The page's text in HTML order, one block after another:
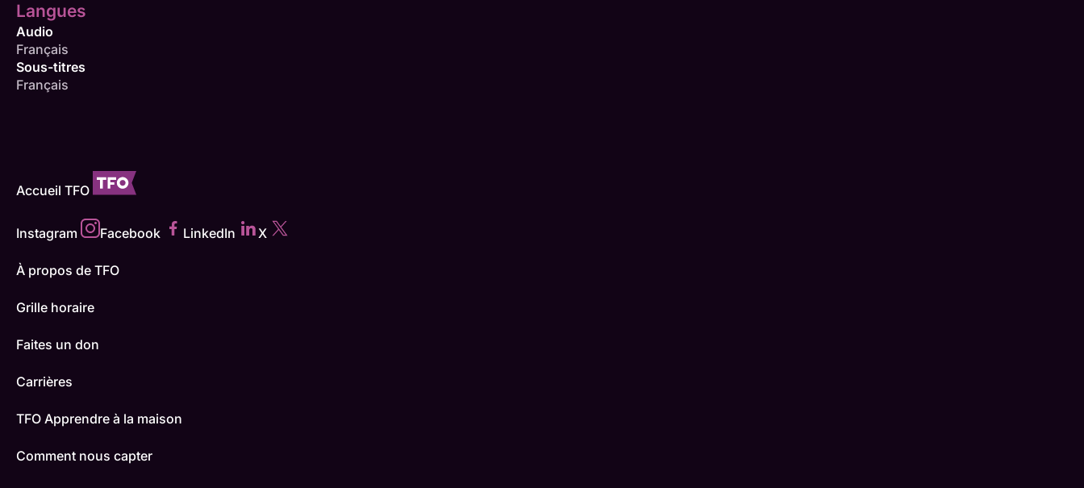
Langues
Audio
Français
Sous-titres
Français
Accueil TFO
Instagram Facebook LinkedIn X
À propos de TFO
Grille horaire
Faites un don
Carrières
TFO Apprendre à la maison
Comment nous capter